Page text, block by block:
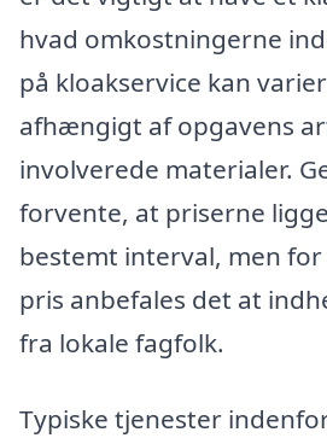
hvad omkostningerne
på kloakservice kan
afhængigt af opgavens
involverede materialer.
forvente, at priserne
bestemt interval, men
pris anbefales det at
fra lokale fagfolk.
Typiske tjenester